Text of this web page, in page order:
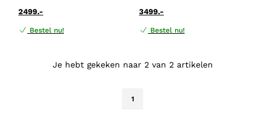
2499.-
Bestel nu!
3499.-
Bestel nu!
Je hebt gekeken naar 2 van 2 artikelen
1